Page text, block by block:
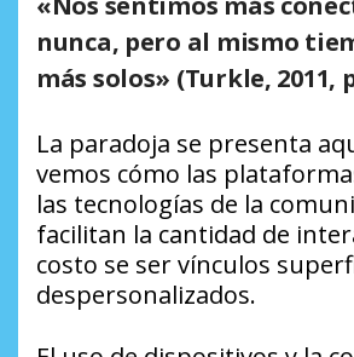
nunca, pero al mismo
más solos» (Turkle, 2011,
La paradoja se presenta
vemos cómo las
las tecnologías de la
facilitan la cantidad de
costo se ser vínculos
despersonalizados.